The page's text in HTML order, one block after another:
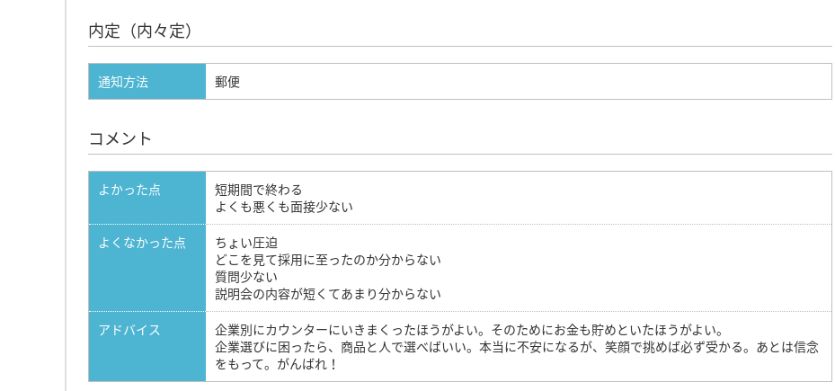
内定（内々定）
通知方法 郵便
コメント
よかった点
短期間で終わる
よくも悪くも面接少ない
よくなかった点
ちょい圧迫
どこを見て採用に至ったのか分からない
質問少ない
説明会の内容が短くてあまり分からない
アドバイス
企業別にカウンターにいきまくったほうがよい。そのためにお金も貯めといたほうがよい。
企業選びに困ったら、商品と人で選べばいい。本当に不安になるが、笑顔で挑めば必ず受かる。あとは信念
をもって。がんばれ！